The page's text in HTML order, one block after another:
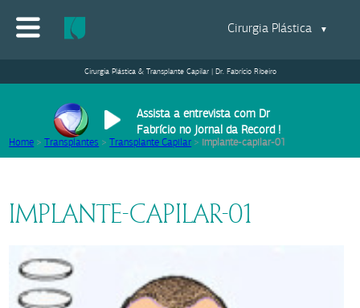
Cirurgia Plástica ▼
Cirurgia Plástica & Transplante Capilar | Dr. Fabrício Ribeiro
Assista a entrevista com Dr
Fabrício no Jornal da Record !
Home >Transplantes >Transplante Capilar > implante-capilar-01
IMPLANTE-CAPILAR-01